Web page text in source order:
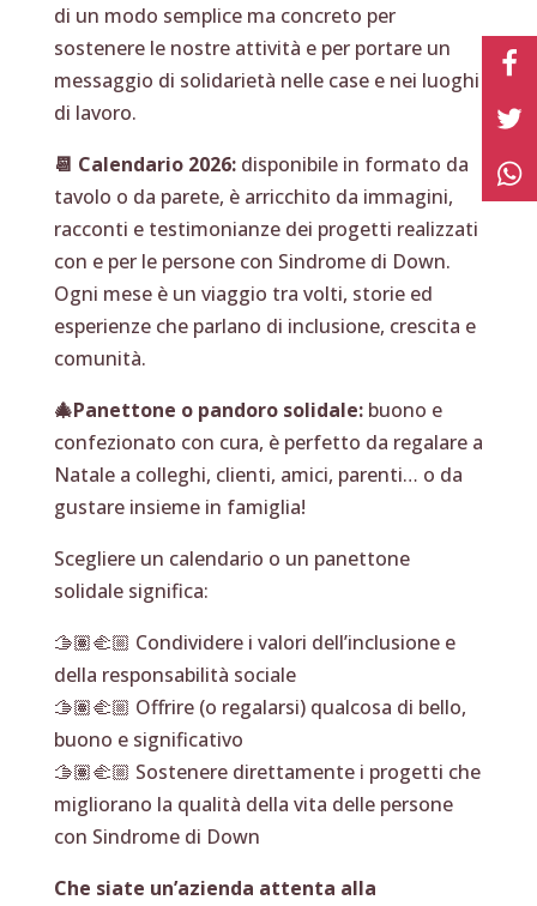
di un modo semplice ma concreto per
sostenere le nostre attività e per portare un
messaggio di solidarietà nelle case e nei luoghi
di lavoro.
📆 Calendario 2026: disponibile in formato da
tavolo o da parete, è arricchito da immagini,
racconti e testimonianze dei progetti realizzati
con e per le persone con Sindrome di Down.
Ogni mese è un viaggio tra volti, storie ed
esperienze che parlano di inclusione, crescita e
comunità.
🎄Panettone o pandoro solidale: buono e
confezionato con cura, è perfetto da regalare a
Natale a colleghi, clienti, amici, parenti… o da
gustare insieme in famiglia!
Scegliere un calendario o un panettone
solidale significa:
🫱🏽‍🫲🏼 Condividere i valori dell’inclusione e
della responsabilità sociale
🫱🏽‍🫲🏼 Offrire (o regalarsi) qualcosa di bello,
buono e significativo
🫱🏽‍🫲🏼 Sostenere direttamente i progetti che
migliorano la qualità della vita delle persone
con Sindrome di Down
Che siate un’azienda attenta alla